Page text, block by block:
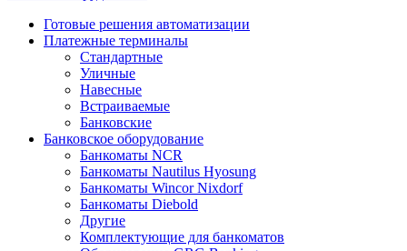
Готовые решения автоматизации
Платежные терминалы
Стандартные
Уличные
Навесные
Встраиваемые
Банковские
Банковское оборудование
Банкоматы NCR
Банкоматы Nautilus Hyosung
Банкоматы Wincor Nixdorf
Банкоматы Diebold
Другие
Комплектующие для банкоматов